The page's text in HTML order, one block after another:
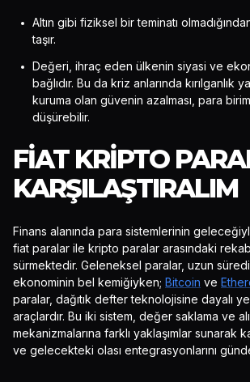
Altın gibi fiziksel bir teminatı
taşır.
Değeri, ihraç eden ülkenin siyasi ve
bağlıdır. Bu da kriz anlarında kırılganlık
kuruma olan güvenin azalması, para
düşürebilir.
FIAT KRIPTO
KARŞILAŞTIRALIM
Finans alanında para sistemlerinin
fiat paralar ile kripto paralar arasındaki
sürmektedir. Geleneksel paralar, uzun
ekonominin bel kemiğiyken; Bitcoin ve
paralar, dağıtık defter teknolojisine dayalı
araçlardır. Bu iki sistem, değer saklama ve
mekanizmalarına farklı yaklaşımlar sunarak
ve gelecekteki olası entegrasyonlarını